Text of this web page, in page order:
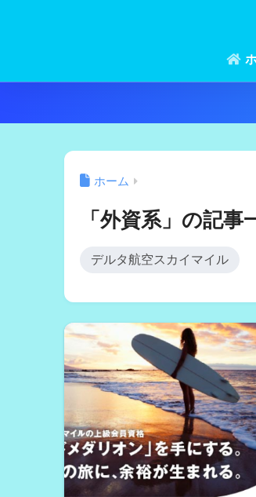
ホーム
「外資系」の記事
デルタ航空スカイマイル